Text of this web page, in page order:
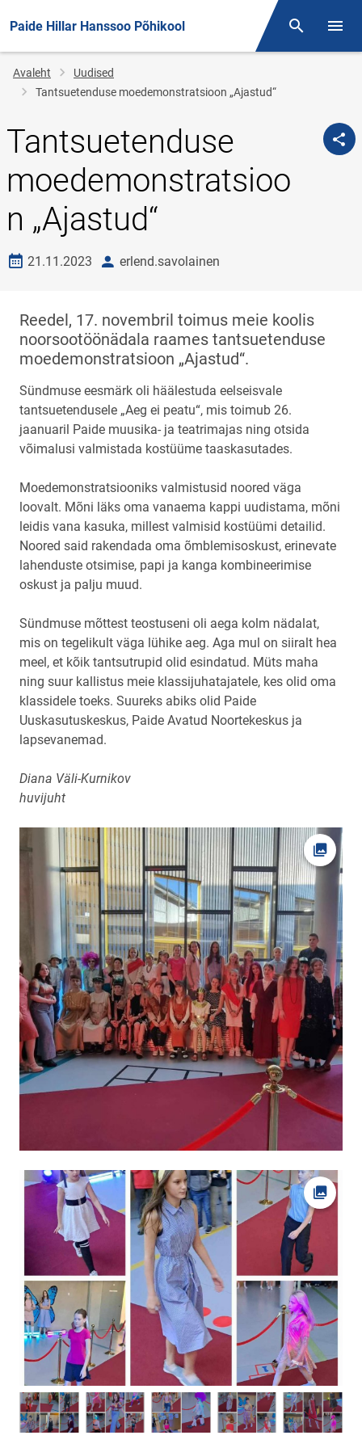
Paide Hillar Hanssoo Põhikool Otsing
Jälglink
Avaleht
Uudised
Tantsuetenduse moedemonstratsioon „Ajastud“
Tantsuetenduse
moedemonstratsioo
n „Ajastud“
Loomise kuupäev
21.11.2023 autorerlend.savolainen
Reedel, 17. novembril toimus meie koolis
noorsootöönädala raames tantsuetenduse
moedemonstratsioon „Ajastud“.
Sündmuse eesmärk oli häälestuda eelseisvale
tantsuetendusele „Aeg ei peatu“, mis toimub 26.
jaanuaril Paide muusika- ja teatrimajas ning otsida
võimalusi valmistada kostüüme taaskasutades.
Moedemonstratsiooniks valmistusid noored väga
loovalt. Mõni läks oma vanaema kappi uudistama, mõni
leidis vana kasuka, millest valmisid kostüümi detailid.
Noored said rakendada oma õmblemisoskust, erinevate
lahenduste otsimise, papi ja kanga kombineerimise
oskust ja palju muud.
Sündmuse mõttest teostuseni oli aega kolm nädalat,
mis on tegelikult väga lühike aeg. Aga mul on siiralt hea
meel, et kõik tantsutrupid olid esindatud. Müts maha
ning suur kallistus meie klassijuhatajatele, kes olid oma
klassidele toeks. Suureks abiks olid Paide
Uuskasutuskeskus, Paide Avatud Noortekeskus ja
lapsevanemad.
Diana Väli-Kurnikov
huvijuht
Ava
Ava